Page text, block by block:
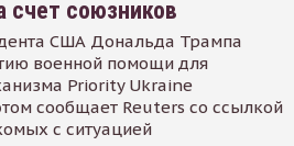
счет союзников
США Дональда Трампа
военной помощи для
Priority Ukraine
сообщает Reuters со ссылкой
с ситуацией